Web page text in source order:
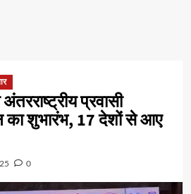
प्रवासी
का शुभारंभ, 17 देशों से आए
0